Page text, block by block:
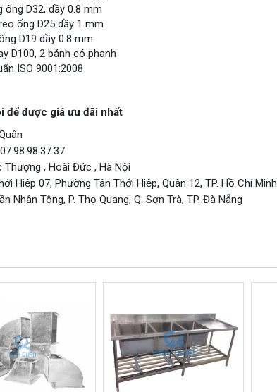
ống D32, dầy 0.8 mm
ống D25 dầy 1 mm
D19 dầy 0.8 mm
D100, 2 bánh có phanh
ISO 9001:2008
để được giá ưu đãi nhất
Thượng , Hoài Đức , Hà Nội
Hiệp 07, Phường Tân Thới Hiệp, Quận 12, TP. Hồ Chí Minh
Nhân Tông, P. Thọ Quang, Q. Sơn Trà, TP. Đà Nẵng